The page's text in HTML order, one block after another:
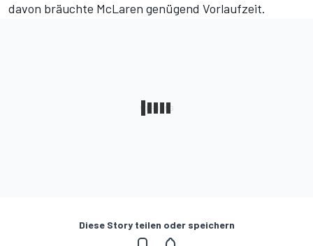
davon bräuchte McLaren genügend Vorlaufzeit.
Diese Story teilen oder speichern